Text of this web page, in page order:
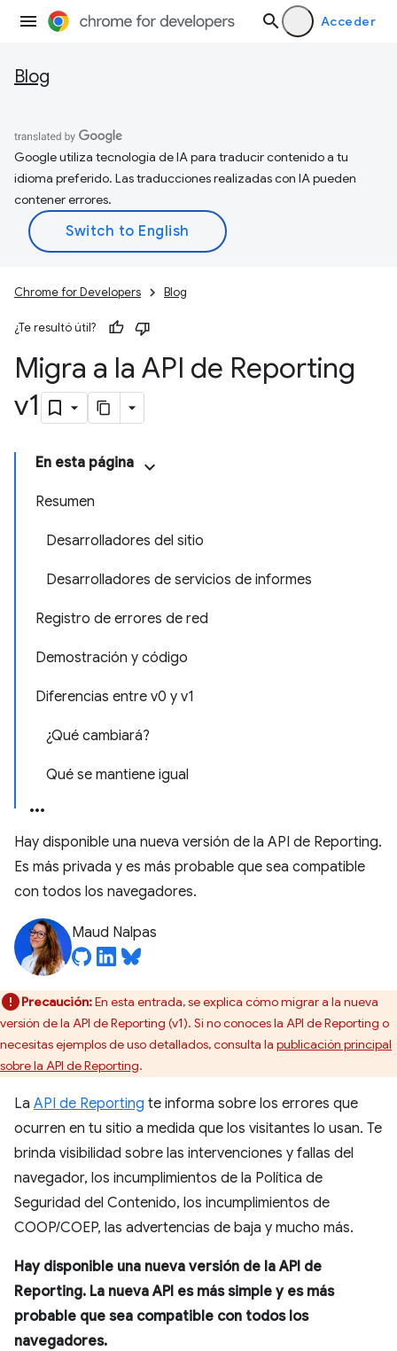
Acceder
Blog
Google utiliza tecnología de IA para traducir contenido a tu
idioma preferido. Las traducciones realizadas con IA pueden
contener errores.
Chrome for Developers Blog
¿Te resultó útil?
Migra a la API de Reporting
v1
En esta página
Resumen
Desarrolladores del sitio
Desarrolladores de servicios de informes
Registro de errores de red
Demostración y código
Diferencias entre v0 y v1
¿Qué cambiará?
Qué se mantiene igual
Hay disponible una nueva versión de la API de Reporting.
Es más privada y es más probable que sea compatible
con todos los navegadores.
Maud Nalpas
Precaución:En esta entrada, se explica cómo migrar a la nueva
versión de la API de Reporting (v1). Si no conoces la API de Reporting o
necesitas ejemplos de uso detallados, consulta la publicación principal
sobre la API de Reporting.
La API de Reporting te informa sobre los errores que
ocurren en tu sitio a medida que los visitantes lo usan. Te
brinda visibilidad sobre las intervenciones y fallas del
navegador, los incumplimientos de la Política de
Seguridad del Contenido, los incumplimientos de
COOP/COEP, las advertencias de baja y mucho más.
Hay disponible una nueva versión de la API de
Reporting. La nueva API es más simple y es más
probable que sea compatible con todos los
navegadores.